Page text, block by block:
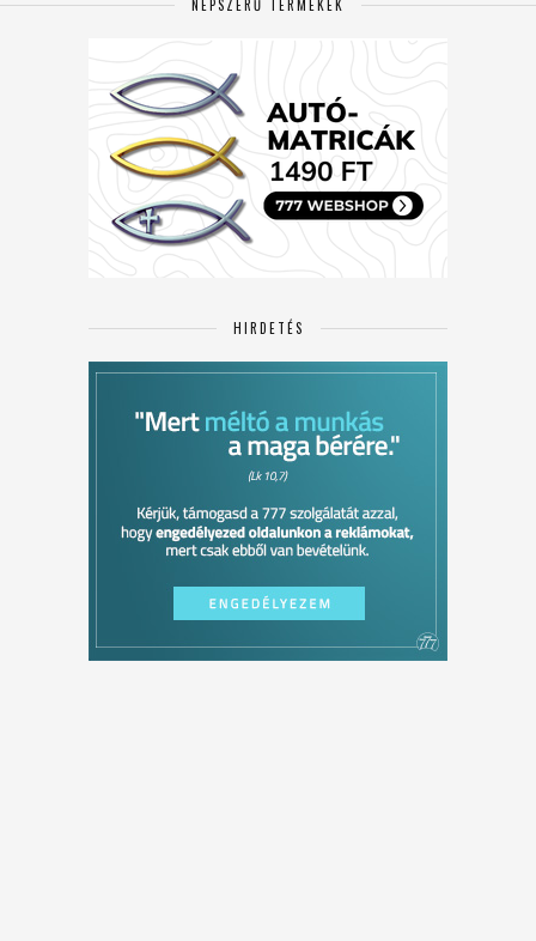
NÉPSZERŰ TERMÉKEK
HIRDETÉS